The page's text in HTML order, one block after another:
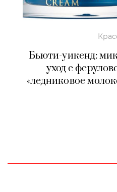
Бьюти-уикенд:
уход с
«ледниковое